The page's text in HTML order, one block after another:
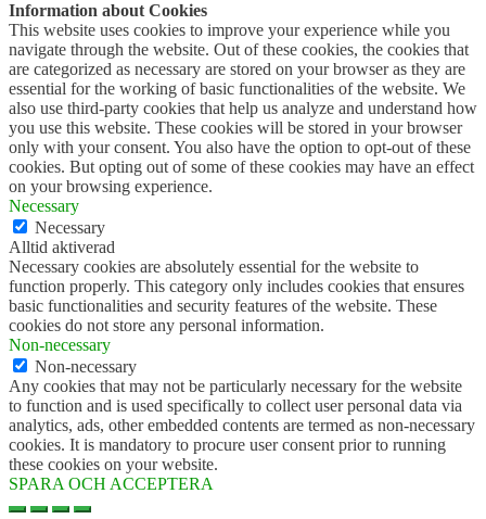
Information about Cookies
This website uses cookies to improve your experience while you
navigate through the website. Out of these cookies, the cookies that
are categorized as necessary are stored on your browser as they are
essential for the working of basic functionalities of the website. We
also use third-party cookies that help us analyze and understand how
you use this website. These cookies will be stored in your browser
only with your consent. You also have the option to opt-out of these
cookies. But opting out of some of these cookies may have an effect
on your browsing experience.
Necessary
Necessary
Alltid aktiverad
Necessary cookies are absolutely essential for the website to
function properly. This category only includes cookies that ensures
basic functionalities and security features of the website. These
cookies do not store any personal information.
Non-necessary
Non-necessary
Any cookies that may not be particularly necessary for the website
to function and is used specifically to collect user personal data via
analytics, ads, other embedded contents are termed as non-necessary
cookies. It is mandatory to procure user consent prior to running
these cookies on your website.
SPARA OCH ACCEPTERA